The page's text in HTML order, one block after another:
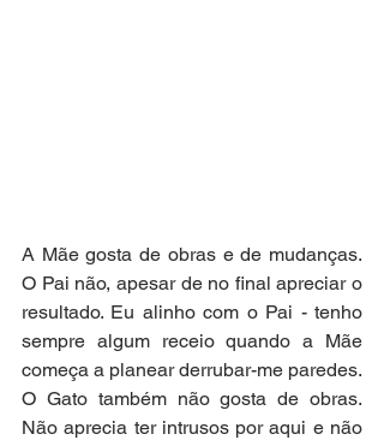
A Mãe gosta de obras e de mudanças.
O Pai não, apesar de no final apreciar o
resultado. Eu alinho com o Pai - tenho
sempre algum receio quando a Mãe
começa a planear derrubar-me paredes.
O Gato também não gosta de obras.
Não aprecia ter intrusos por aqui e não